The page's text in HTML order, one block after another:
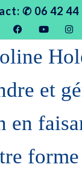
✆ 06 42 44
et
en